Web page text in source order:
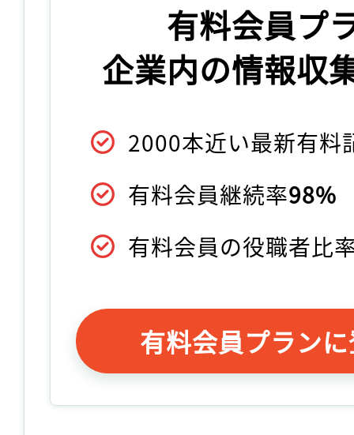
有料会員プ
企業内の情報収
2000本近い最新有料
有料会員継続率98%
有料会員の役職者比
有料会員プラン